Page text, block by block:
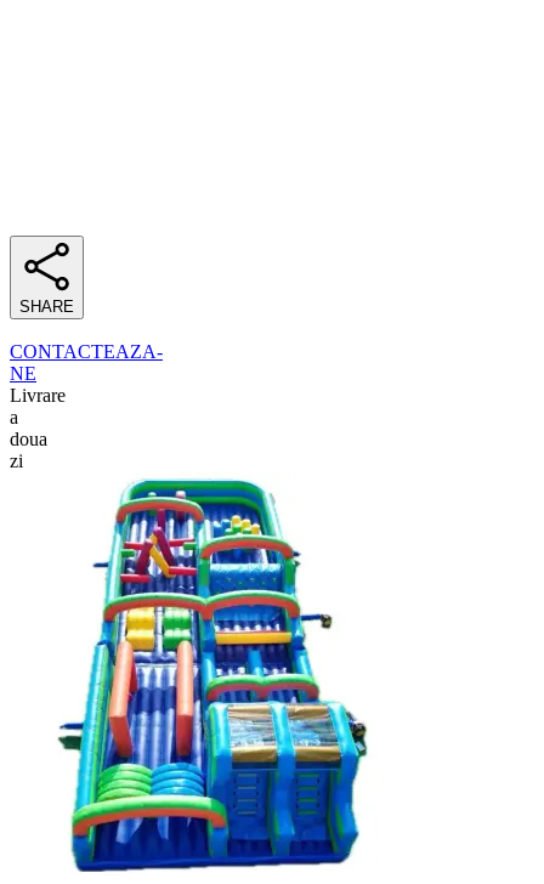
SHARE
CONTACTEAZA-
NE
Livrare
a
doua
zi